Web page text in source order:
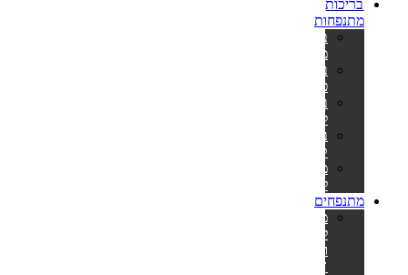
בריכות
מתנפחות
בריכות
מתנפחות
בריכות
פעילות
בריכות
לפעוטות
בריכות
קשיחות
משאבות
לניפוח
מתנפחים
מתנפחים
למסיבות
ואירועים
🎊